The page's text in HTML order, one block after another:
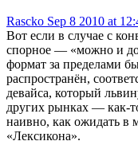
Rascko Sep 8 2010 at
Вот если в случае с
спорное — «можно и
формат за пределами
распространён,
девайса, который
других рынках — как-
наивно, как ожидать в
«Лексикона».